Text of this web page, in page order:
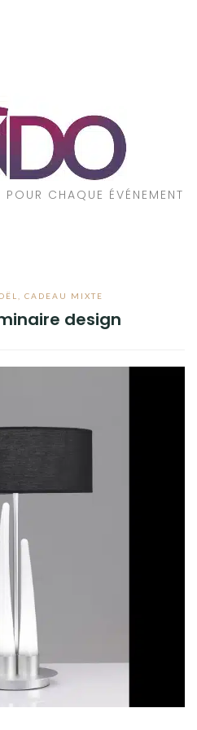
CHAQUE ÉVÉNEMENT
CADEAU MIXTE
design